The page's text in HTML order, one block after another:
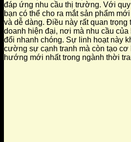
đáp ứng nhu cầu thị trường. Với
bạn có thể cho ra mắt sản phẩm
và dễ dàng. Điều này rất quan trọng
doanh hiện đại, nơi mà nhu cầu của
đổi nhanh chóng. Sự linh hoạt này
cường sự cạnh tranh mà còn tạo cơ
hướng mới nhất trong ngành thời